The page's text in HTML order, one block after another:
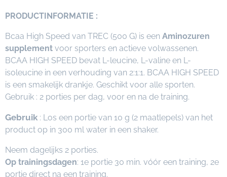
PRODUCTINFORMATIE :
Bcaa High Speed van TREC (500 G) is een Aminozuren
supplement voor sporters en actieve volwassenen.
BCAA HIGH SPEED bevat L-leucine, L-valine en L-
isoleucine in een verhouding van 2:1:1. BCAA HIGH SPEED
is een smakelijk drankje. Geschikt voor alle sporten.
Gebruik : 2 porties per dag, voor en na de training.
Gebruik : Los een portie van 10 g (2 maatlepels) van het
product op in 300 ml water in een shaker.
Neem dagelijks 2 porties.
Op trainingsdagen: 1e portie 30 min. vóór een training, 2e
portie direct na een training.